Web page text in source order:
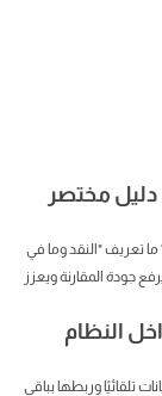
دليل مختصر
تعريف "النقد وما في
جودة المقارنة ويعزز
النظام
تلقائيًا وربطها بباقي